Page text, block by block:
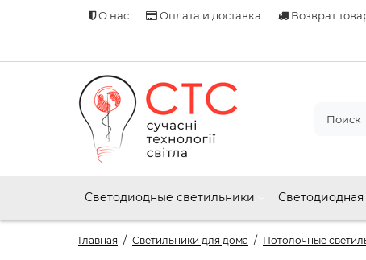
О нас Оплата и доставка Возврат
Светодиодные светильники Светодиодная
Главная Светильники для дома Потолочные